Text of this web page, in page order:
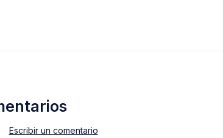
Escribir un comentario